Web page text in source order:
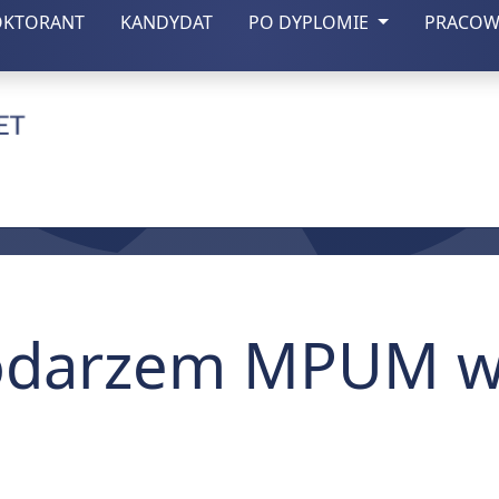
(otwiera się w nowej zakładce)
KANDYDAT(otwiera się w nowej zakładce)
PO DYPLOMIE
w Lublinie
MPUM